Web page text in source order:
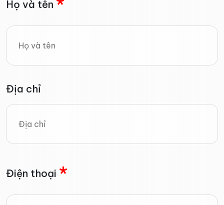
Họ và tên
Địa chỉ
Điện thoại *